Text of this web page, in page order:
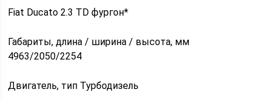
Fiat Ducato 2.3 TD фургон*
Габариты, длина / ширина / высота, мм
4963/2050/2254
Двигатель, тип Турбодизель